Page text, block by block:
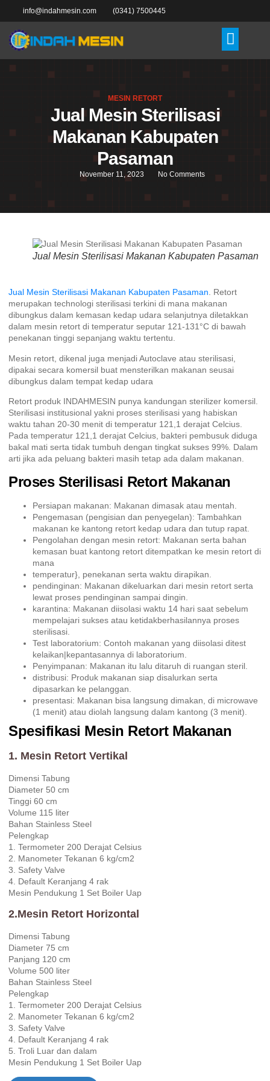
info@indahmesin.com (0341) 7500445
MESIN RETORT
Jual Mesin Sterilisasi
Makanan Kabupaten
Pasaman
November 11, 2023 No Comments
Jual Mesin Sterilisasi Makanan Kabupaten Pasaman
Jual Mesin Sterilisasi Makanan Kabupaten Pasaman. Retort
merupakan technologi sterilisasi terkini di mana makanan
dibungkus dalam kemasan kedap udara selanjutnya diletakkan
dalam mesin retort di temperatur seputar 121-131°C di bawah
penekanan tinggi sepanjang waktu tertentu.
Mesin retort, dikenal juga menjadi Autoclave atau sterilisasi,
dipakai secara komersil buat mensterilkan makanan seusai
dibungkus dalam tempat kedap udara
Retort produk INDAHMESIN punya kandungan sterilizer komersil.
Sterilisasi institusional yakni proses sterilisasi yang habiskan
waktu tahan 20-30 menit di temperatur 121,1 derajat Celcius.
Pada temperatur 121,1 derajat Celcius, bakteri pembusuk diduga
bakal mati serta tidak tumbuh dengan tingkat sukses 99%. Dalam
arti jika ada peluang bakteri masih tetap ada dalam makanan.
Proses Sterilisasi Retort Makanan
Persiapan makanan: Makanan dimasak atau mentah.
Pengemasan (pengisian dan penyegelan): Tambahkan
makanan ke kantong retort kedap udara dan tutup rapat.
Pengolahan dengan mesin retort: Makanan serta bahan
kemasan buat kantong retort ditempatkan ke mesin retort di
mana
temperatur}, penekanan serta waktu dirapikan.
pendinginan: Makanan dikeluarkan dari mesin retort serta
lewat proses pendinginan sampai dingin.
karantina: Makanan diisolasi waktu 14 hari saat sebelum
mempelajari sukses atau ketidakberhasilannya proses
sterilisasi.
Test laboratorium: Contoh makanan yang diisolasi ditest
kelaikan|kepantasannya di laboratorium.
Penyimpanan: Makanan itu lalu ditaruh di ruangan steril.
distribusi: Produk makanan siap disalurkan serta
dipasarkan ke pelanggan.
presentasi: Makanan bisa langsung dimakan, di microwave
(1 menit) atau diolah langsung dalam kantong (3 menit).
Spesifikasi Mesin Retort Makanan
1. Mesin Retort Vertikal
Dimensi Tabung
Diameter 50 cm
Tinggi 60 cm
Volume 115 liter
Bahan Stainless Steel
Pelengkap
1. Termometer 200 Derajat Celsius
2. Manometer Tekanan 6 kg/cm2
3. Safety Valve
4. Default Keranjang 4 rak
Mesin Pendukung 1 Set Boiler Uap
2.Mesin Retort Horizontal
Dimensi Tabung
Diameter 75 cm
Panjang 120 cm
Volume 500 liter
Bahan Stainless Steel
Pelengkap
1. Termometer 200 Derajat Celsius
2. Manometer Tekanan 6 kg/cm2
3. Safety Valve
4. Default Keranjang 4 rak
5. Troli Luar dan dalam
Mesin Pendukung 1 Set Boiler Uap